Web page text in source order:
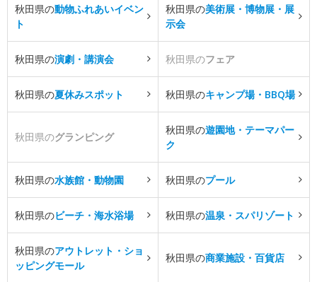
秋田県の動物ふれあいイベン
ト
秋田県の美術展・博物展・展
示会
秋田県の演劇・講演会 秋田県のフェア
秋田県の夏休みスポット 秋田県のキャンプ場・BBQ場
秋田県のグランピング
秋田県の遊園地・テーマパー
ク
秋田県の水族館・動物園 秋田県のプール
秋田県のビーチ・海水浴場 秋田県の温泉・スパリゾート
秋田県のアウトレット・ショ
ッピングモール
秋田県の商業施設・百貨店